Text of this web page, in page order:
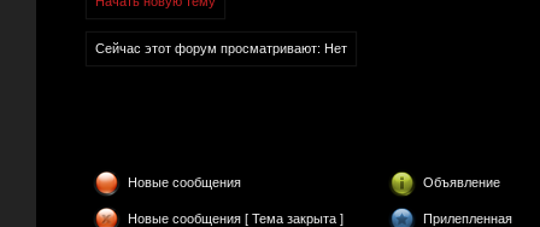
Сейчас этот форум просматривают: Нет
Новые сообщения Объявление
Новые сообщения [ Тема закрыта ] Прилепленная